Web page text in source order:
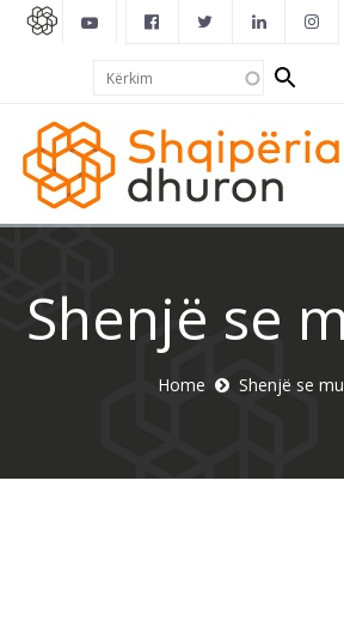
Search
form
Shenjë se
Home Shenjë se